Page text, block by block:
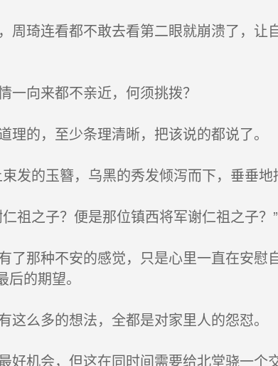
琦连看都不敢去看第二眼就崩溃了，让
向来都不亲近，何须挑拨？
的，至少条理清晰，把该说的都说了。
的玉簪，乌黑的秀发倾泻而下，垂垂地
祖之子？便是那位镇西将军谢仁祖之子？
那种不安的感觉，只是心里一直在安慰
的期望。
么多的想法，全都是对家里人的怨怼。
机会，但这在同时间需要给北堂骁一个